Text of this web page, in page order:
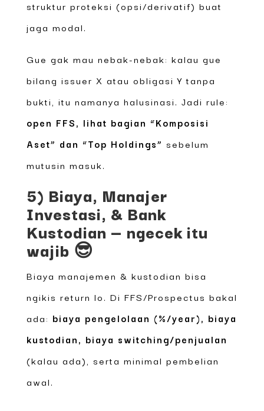
struktur proteksi (opsi/derivatif) buat
jaga modal.
Gue gak mau nebak-nebak: kalau gue
bilang issuer X atau obligasi Y tanpa
bukti, itu namanya halusinasi. Jadi rule:
open FFS, lihat bagian “Komposisi
Aset” dan “Top Holdings” sebelum
mutusin masuk.
5) Biaya, Manajer
Investasi, & Bank
Kustodian — ngecek itu
wajib 😎
Biaya manajemen & kustodian bisa
ngikis return lo. Di FFS/Prospectus bakal
ada: biaya pengelolaan (%/year), biaya
kustodian, biaya switching/penjualan
(kalau ada), serta minimal pembelian
awal.